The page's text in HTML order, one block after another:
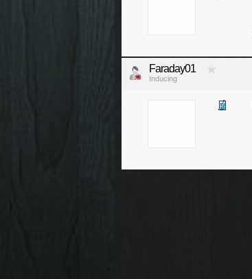
Faraday01
Inducing